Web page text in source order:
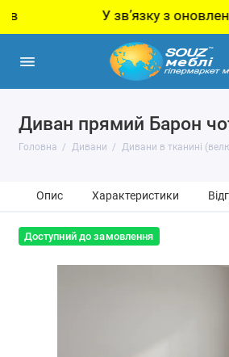
У звʼязку з оновленням
Диван прямий Барон
Головна Дивани Дивани в тканині
Опис Характеристики
Доступний до замовлення